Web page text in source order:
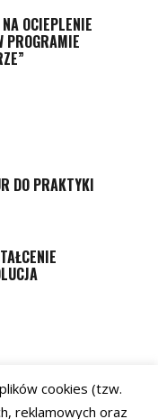
OCIEPLENIE
PROGRAMIE
DO PRAKTYKI
cookies (tzw.
reklamowych oraz